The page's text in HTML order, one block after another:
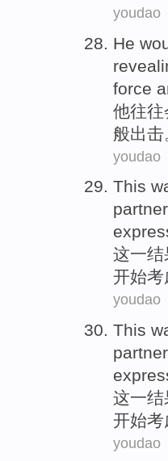
youdao
He
force
他往往
般出击
youdao
This
这一结
开始考
youdao
This
这一结
开始考
youdao